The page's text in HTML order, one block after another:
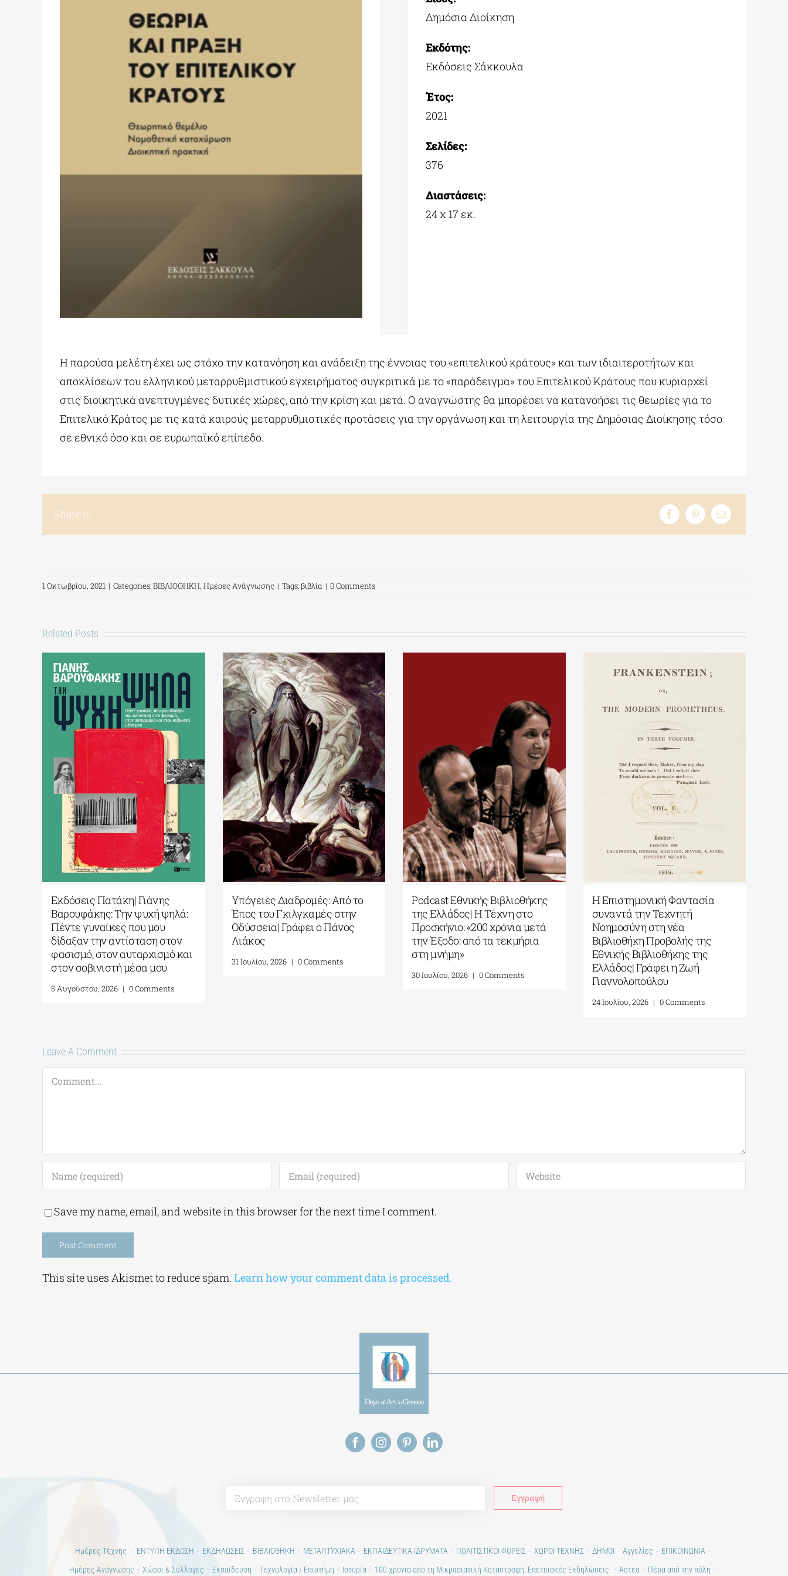
Δημόσια Διοίκηση
Εκδότης:
Εκδόσεις Σάκκουλα
Έτος:
2021
Σελίδες:
376
Διαστάσεις:
24 x 17 εκ.
Η παρούσα μελέτη έχει ως στόχο την κατανόηση και ανάδειξη της έννοιας του «επιτελικού κράτους» και των ιδιαιτεροτήτων και
αποκλίσεων του ελληνικού μεταρρυθμιστικού εγχειρήματος συγκριτικά με το «παράδειγμα» του Επιτελικού Κράτους που κυριαρχεί
στις διοικητικά ανεπτυγμένες δυτικές χώρες, από την κρίση και μετά. Ο αναγνώστης θα μπορέσει να κατανοήσει τις θεωρίες για το
Επιτελικό Κράτος με τις κατά καιρούς μεταρρυθμιστικές προτάσεις για την οργάνωση και τη λειτουργία της Δημόσιας Διοίκησης τόσο
σε εθνικό όσο και σε ευρωπαϊκό επίπεδο.
Share it!
1 Οκτωβρίου, 2021 | Categories:ΒΙΒΛΙΟΘΗΚΗ, Ημέρες Ανάγνωσης | Tags: βιβλία | 0 Comments
Related Posts
Εκδόσεις Πατάκη| Γιάνης
Βαρουφάκης: Την ψυχή ψηλά:
Πέντε γυναίκες που μου
δίδαξαν την αντίσταση στον
φασισμό, στον αυταρχισμό και
στον σοβινιστή μέσα μου
5 Αυγούστου, 2026 | 0 Comments
Υπόγειες Διαδρομές: Από το
Έπος του Γκιλγκαμές στην
Οδύσσεια| Γράφει ο Πάνος
Λιάκος
31 Ιουλίου, 2026 | 0 Comments
Podcast Εθνικής Βιβλιοθήκης
της Ελλάδος| Η Tέχνη στο
Προσκήνιο: «200 χρόνια μετά
την Έξοδο: από τα τεκμήρια
στη μνήμη»
30 Ιουλίου, 2026 | 0 Comments
Η Επιστημονική Φαντασία
συναντά την Τεχνητή
Νοημοσύνη στη νέα
Βιβλιοθήκη Προβολής της
Εθνικής Βιβλιοθήκης της
Ελλάδος| Γράφει η Ζωή
Γιαννολοπούλου
24 Ιουλίου, 2026 | 0 Comments
Leave A Comment
Comment
Save my name, email, and website in this browser for the next time I comment.
This site uses Akismet to reduce spam. Learn how your comment data is processed.
Ημέρες Τέχνης ΕΝΤΥΠΗ ΕΚΔΟΣΗ ΕΚΔΗΛΩΣΕΙΣ ΒΙΒΛΙΟΘΗΚΗ ΜΕΤΑΠΤΥΧΙΑΚΑ ΕΚΠΑΙΔΕΥΤΙΚΑ ΙΔΡΥΜΑΤΑ ΠΟΛΙΤΙΣΤΙΚΟΙ ΦΟΡΕΙΣ ΧΩΡΟΙ ΤΕΧΝΗΣ ΔΗΜΟΙ Αγγελίες
ΕΠΙΚΟΙΝΩΝΙΑ
Ημέρες Ανάγνωσης
Χώροι & Συλλογές Εκπαίδευση Τεχνολογία / Επιστήμη Ιστορία 100 χρόνια από τη Μικρασιατική Καταστροφή. Επετειακές Εκδηλώσεις. Άστεα Πέρα από την πόλη